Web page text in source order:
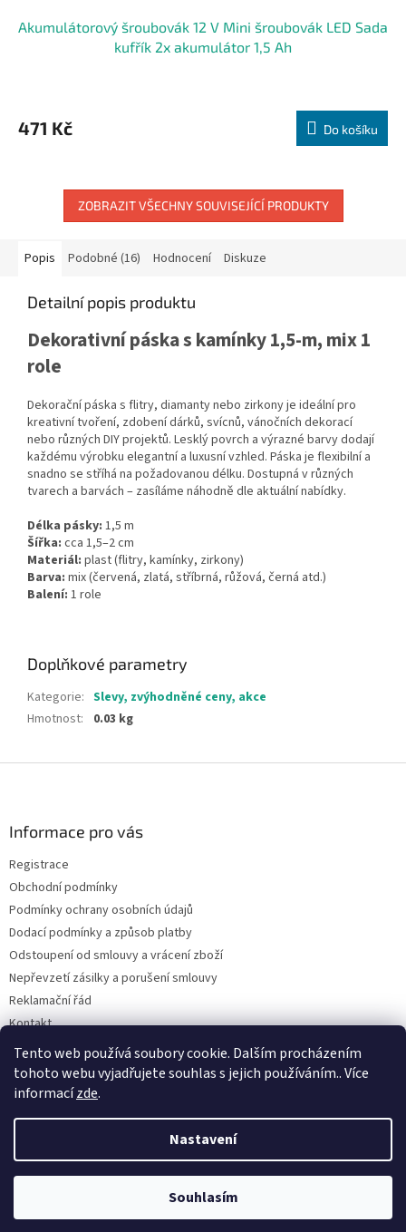
Tento web používá soubory cookie. Dalším procházením
tohoto webu vyjadřujete souhlas s jejich používáním.. Více
informacízde.
Nastavení
Souhlasím
Akumulátorový šroubovák 12 V Mini šroubovák LED Sada
kufřík 2x akumulátor 1,5 Ah
471 Kč Do košíku
ZOBRAZIT VŠECHNY SOUVISEJÍCÍ PRODUKTY
Popis Podobné (16) Hodnocení Diskuze
Detailní popis produktu
Dekorativní páska s kamínky 1,5-m, mix 1
role
Dekorační páska s flitry, diamanty nebo zirkony je ideální pro
kreativní tvoření, zdobení dárků, svícnů, vánočních dekorací
nebo různých DIY projektů. Lesklý povrch a výrazné barvy dodají
každému výrobku elegantní a luxusní vzhled. Páska je flexibilní a
snadno se stříhá na požadovanou délku. Dostupná v různých
tvarech a barvách – zasíláme náhodně dle aktuální nabídky.
Délka pásky: 1,5 m
Šířka: cca 1,5–2 cm
Materiál: plast (flitry, kamínky, zirkony)
Barva: mix (červená, zlatá, stříbrná, růžová, černá atd.)
Balení: 1 role
Doplňkové parametry
Kategorie: Slevy, zvýhodněné ceny, akce
Hmotnost: 0.03 kg
Informace pro vás
Registrace
Obchodní podmínky
Podmínky ochrany osobních údajů
Dodací podmínky a způsob platby
Odstoupení od smlouvy a vrácení zboží
Nepřevzetí zásilky a porušení smlouvy
Reklamační řád
Kontakt
Napište nám
Copyright 2026Dobirkov.cz. Všechna práva vyhrazena.Upravit
nastavení cookies